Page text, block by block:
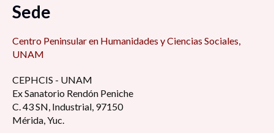
Sede
Centro Peninsular en Humanidades y Ciencias Sociales,
UNAM
CEPHCIS - UNAM
Ex Sanatorio Rendón Peniche
C. 43 SN, Industrial, 97150
Mérida, Yuc.